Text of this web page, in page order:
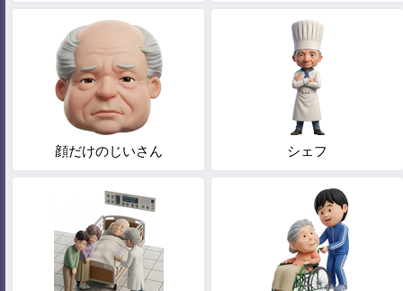
顔だけのじいさん シェフ